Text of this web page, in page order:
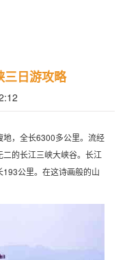
三日游攻略
，全长6300多公里。流经
的长江三峡大峡谷。长江
公里。在这诗画般的山